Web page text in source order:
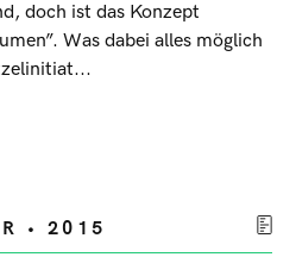
doch ist das Konzept
Was dabei alles möglich
• 2015